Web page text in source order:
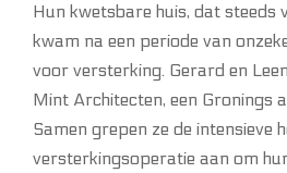
Hun kwetsbare huis, dat steeds
kwam na een periode van
voor versterking. Gerard en
Mint Architecten, een Gronings
Samen grepen ze de intensieve
versterkingsoperatie aan om